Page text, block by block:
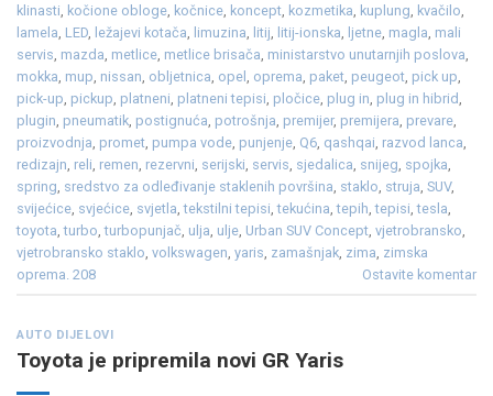
klinasti kočione obloge kočnice koncept kozmetika kuplung kvačilo
lamela LED ležajevi kotača limuzina litij litij-ionska ljetne magla mali
servis mazda metlice metlice brisača ministarstvo unutarnjih poslova
mokka mup nissan obljetnica opel oprema paket peugeot pick up
pick-up pickup platneni platneni tepisi pločice plug in plug in hibrid
plugin pneumatik postignuća potrošnja premijer, premijera prevare
proizvodnja promet pumpa vode punjenje Q6 qashqai razvod lanca
redizajn reli remen rezervni serijski servis sjedalica snijeg spojka
spring sredstvo za odleđivanje staklenih površina staklo struja SUV,
svijećice svjećice svjetla ,tekstilni tepisi ,tekućina ,tepih ,tepisi ,tesla
toyota ,turbo ,turbopunjač ulja ulje Urban SUV Concept vjetrobransko
vjetrobransko staklo volkswagen yaris zamašnjak zima zimska
oprema. 208
Ostavite komentar
AUTO DIJELOVI
Toyota je pripremila novi GR Yaris